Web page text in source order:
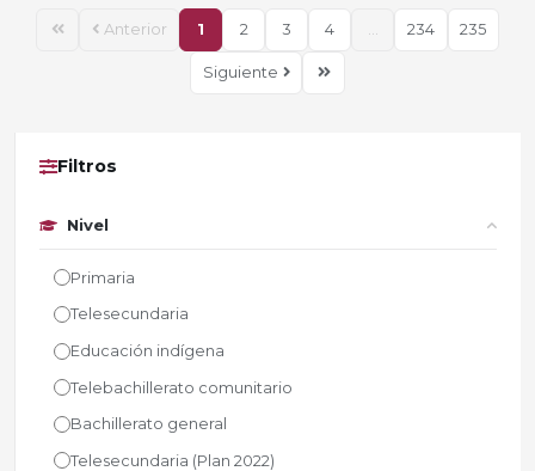
Anterior 1 2 3 4 ... 234 235
Siguiente
Filtros
Nivel
Primaria
Telesecundaria
Educación indígena
Telebachillerato comunitario
Bachillerato general
Telesecundaria (Plan 2022)